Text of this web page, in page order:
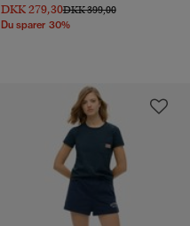
DKK 279,30Pris nedsat fra
DKK 399,00til
Du sparer 30%